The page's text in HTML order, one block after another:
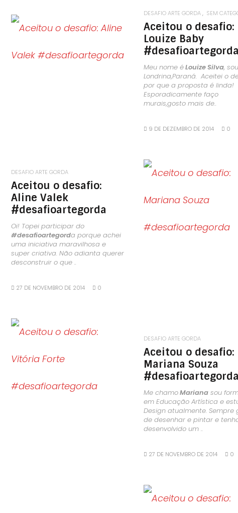
DESAFIO ARTE GORDA SEM
Aceitou o desafio:
Louize Baby
#desafioartegorda
Meu nome éLouize Silva,
Londrina,Paraná. Aceitei o
por que a proposta é linda!
Esporadicamente faço
murais,gosto mais de..
9 DE DEZEMBRO DE 2014 0
DESAFIO ARTE GORDA
Aceitou o desafio:
Aline Valek
#desafioartegorda
Oi! Topei participar do
#desafioartegorda porque achei
uma iniciativa maravilhosa e
super criativa. Não adianta querer
desconstruir o que ..
27 DE NOVEMBRO DE 2014 0
LEIA MAIS
DESAFIO ARTE GORDA
Aceitou o desafio:
Mariana Souza
#desafioartegorda
Me chamoMariana sou
em Educação Artística e
Design atualmente. Sempre
de desenhar e pintar e
desenvolvido um ..
27 DE NOVEMBRO DE 2014 0
LEIA MAIS